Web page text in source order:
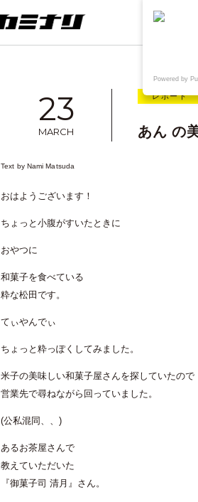
報センター様WEB
23
MARCH
レポート
あん の
Text by Nami Matsuda
おはようございます！
ちょっと小腹がすいたときに
おやつに
和菓子を食べている
粋な松田です。
てぃやんでぃ
ちょっと粋っぽくしてみました。
米子の美味しい和菓子屋さんを探していたので
営業先で尋ねながら回っていました。
(公私混同、、)
あるお茶屋さんで
教えていただいた
『御菓子司 清月』さん。
Powered by